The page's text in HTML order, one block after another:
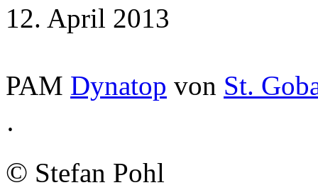
12. April 2013
PAM Dynatop von St.
·
© Stefan Pohl